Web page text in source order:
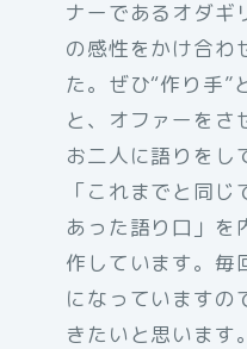
ナーであるオダギ
の感性をかけ合わ
た。ぜひ“作り手”
と、オファーをさ
お二人に語りをし
「これまでと同
あった語り口」を
作しています。毎
になっていますの
きたいと思います。